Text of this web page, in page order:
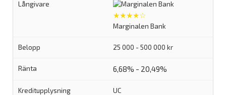
★★★★☆
Marginalen Bank
25 000 - 500 000 kr
6,68% - 20,49%
UC